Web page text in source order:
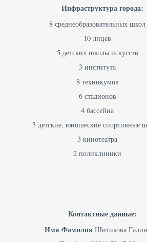
Инфраструктура города:
8 среднеобразовательных школ
10 лицев
5 детских школы искусств
3 института
8 техникумов
6 стадионов
4 бассейна
3 детские, юношеские спортивные
3 кинотеатра
2 поликлиники
Контактные данные:
Имя Фамилия Шитикова